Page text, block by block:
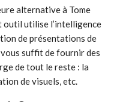
alternative à Tome
outil utilise l’intelligence
de présentations de
suffit de fournir des
de tout le reste : la
de visuels, etc.